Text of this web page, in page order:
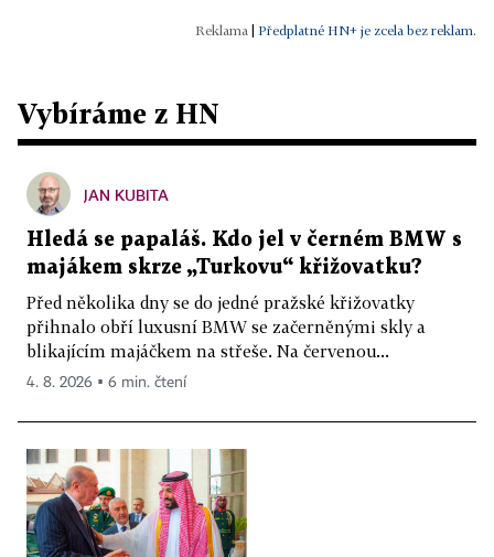
Předplatné HN+ je zcela bez reklam.
Vybíráme z HN
JAN KUBITA
Hledá se papaláš. Kdo jel v černém BMW s
majákem skrze „Turkovu“ křižovatku?
Před několika dny se do jedné pražské křižovatky
přihnalo obří luxusní BMW se začerněnými skly a
blikajícím majáčkem na střeše. Na červenou...
4. 8. 2026 ▪ 6 min. čtení